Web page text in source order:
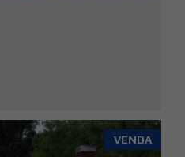
VENDA